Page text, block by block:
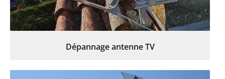
Dépannage antenne TV